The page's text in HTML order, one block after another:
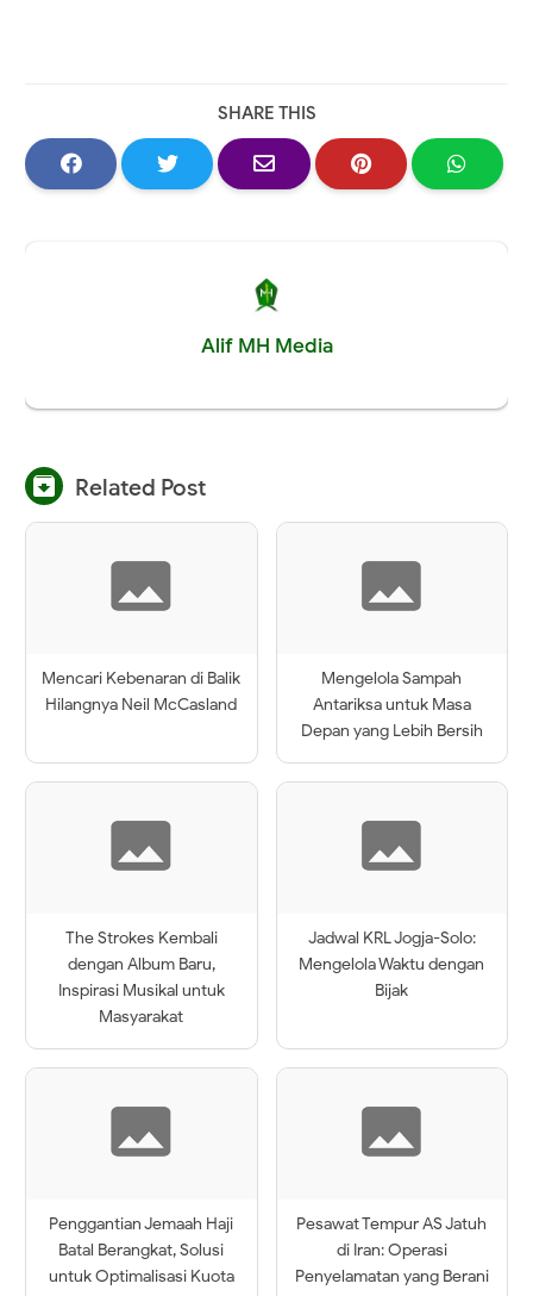
SHARE THIS
Alif MH Media
 Related Post
Mencari Kebenaran di Balik
Hilangnya Neil McCasland
Mengelola Sampah
Antariksa untuk Masa
Depan yang Lebih Bersih
The Strokes Kembali
dengan Album Baru,
Inspirasi Musikal untuk
Masyarakat
Jadwal KRL Jogja-Solo:
Mengelola Waktu dengan
Bijak
Penggantian Jemaah Haji
Batal Berangkat, Solusi
untuk Optimalisasi Kuota
Pesawat Tempur AS Jatuh
di Iran: Operasi
Penyelamatan yang Berani